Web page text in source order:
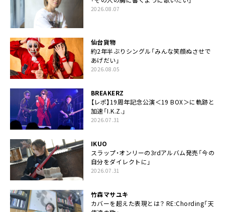
2026.08.07
仙台貨物
約2年半ぶりシングル「みんな笑顔ぬさせで
あげだい」
2026.08.05
BREAKERZ
【レポ】19周年記念公演＜19 BOX＞に軌跡と
加速「I.K.Z.」
2026.07.31
IKUO
スラップ・オンリーの3rdアルバム発売「今の
自分をダイレクトに」
2026.07.31
竹森マサユキ
カバーを超えた表現とは？ RE:Chording「天